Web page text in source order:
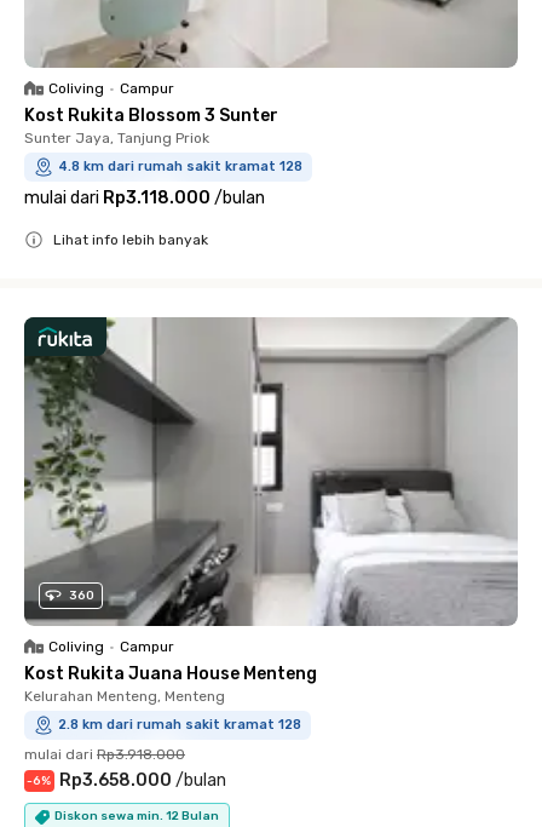
Coliving • Campur
Kost Rukita Blossom 3 Sunter
Sunter Jaya, Tanjung Priok
4.8 km dari rumah sakit kramat 128
mulai dari Rp3.118.000 /bulan
Lihat info lebih banyak
360
Coliving • Campur
Kost Rukita Juana House Menteng
Kelurahan Menteng, Menteng
2.8 km dari rumah sakit kramat 128
mulai dari Rp3.918.000
-6% Rp3.658.000 /bulan
Diskon sewa min. 12 Bulan